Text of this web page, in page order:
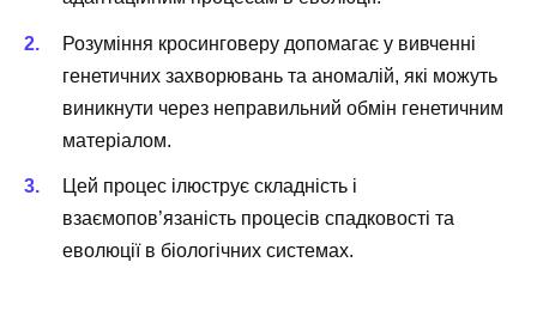
Розуміння кросинговеру допомагає у вивченні
генетичних захворювань та аномалій, які можуть
виникнути через неправильний обмін генетичним
матеріалом.
Цей процес ілюструє складність і
взаємопов’язаність процесів спадковості та
еволюції в біологічних системах.